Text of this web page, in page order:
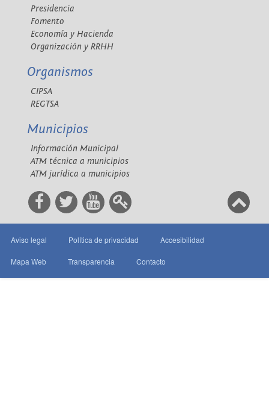
Presidencia
Fomento
Economía y Hacienda
Organización y RRHH
Organismos
CIPSA
REGTSA
Municipios
Información Municipal
ATM técnica a municipios
ATM jurídica a municipios
Aviso legal Política de privacidad Accesibilidad
Mapa Web Transparencia Contacto